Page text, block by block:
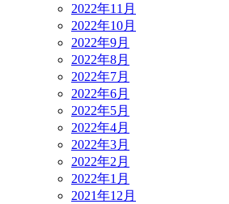
2022年11月
2022年10月
2022年9月
2022年8月
2022年7月
2022年6月
2022年5月
2022年4月
2022年3月
2022年2月
2022年1月
2021年12月